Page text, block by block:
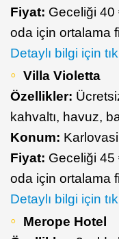
Fiyat: Geceliği 40
oda için ortalama
Detaylı bilgi için
Villa Violetta
Özellikler:
kahvaltı, havuz,
Konum: Karlovasi
Fiyat: Geceliği 45
oda için ortalama
Detaylı bilgi için
Merope Hotel